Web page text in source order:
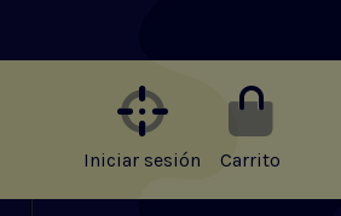
Iniciar sesión Carrito